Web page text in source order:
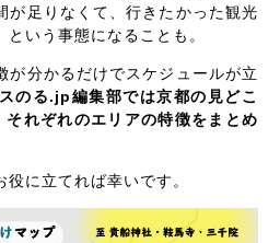
が足りなくて、行きたかった観光
いう事態になることも。
が分かるだけでスケジュールが立
のる.jp編集部では京都の見どこ
れぞれのエリアの特徴をまとめ
に立てれば幸いです。